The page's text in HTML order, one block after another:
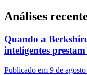
Análises
Quando a
inteligentes
Publicado em 9 de